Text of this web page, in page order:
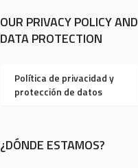
OUR PRIVACY POLICY AND
DATA PROTECTION
Política de privacidad y
protección de datos
¿DÓNDE ESTAMOS?